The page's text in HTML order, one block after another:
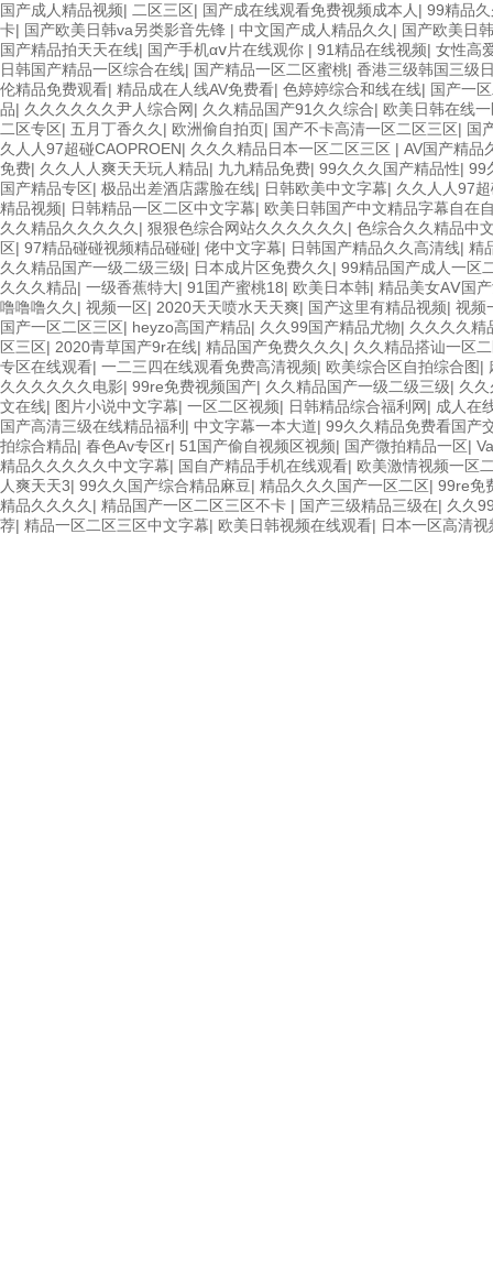
国产成人精品视频| 二区三区| 国产成在线观看免费视频成本人 | 99精品
卡| 国产欧美日韩va另类影音先锋 | 中文国产成人精品久久 | 国产欧美日
国产精品拍天天在线| 国产手机αⅴ片在线观你 | 91精品在线视频| 女性高
日韩国产精品一区综合在线| 国产精品一区二区蜜桃| 香港三级韩国三级
伦精品免费观看| 精品成在人线AV免费看| 色婷婷综合和线在线| 国产一
品| 久久久久久久尹人综合网| 久久精品国产91久久综合| 欧美日韩在线
二区专区| 五月丁香久久 | 欧洲偷自拍页| 国产不卡高清一区二区三区| 国
久人人97超碰CAOPROEN| 久久久精品日本一区二区三区 | AV国产精品
免费| 久久人人爽天天玩人精品| 九九精品免费| 99久久久国产精品性| 99
国产精品专区| 极品出差酒店露脸在线| 日韩欧美中文字幕| 久久人人97
精品视频| 日韩精品一区二区中文字幕| 欧美日韩国产中文精品字幕自在
久久精品久久久久久 | 狠狠色综合网站久久久久久久 | 色综合久久精品中
区| 97精品碰碰视频精品碰碰| 佬中文字幕| 日韩国产精品久久高清线| 精
久久精品国产一级二级三级| 日本成片区免费久久 | 99精品国产成人一区
久久久精品| 一级香蕉特大| 91囯产蜜桃18| 欧美日本韩| 精品美女AⅤ国
噜噜噜久久 | 视频一区| 2020天天喷水天天爽| 国产这里有精品视频| 视频
国产一区二区三区| heyzo高国产精品| 久久99国产精品尤物| 久久久久精
区三区| 2020青草国产9r在线| 精品国产免费久久久 | 久久精品搭讪一区
专区在线观看| 一二三四在线观看免费高清视频| 欧美综合区自拍综合图|
久久久久久久电影| 99re免费视频国产| 久久精品国产一级二级三级| 久
文在线| 图片小说中文字幕| 一区二区视频| 日韩精品综合福利网| 成人在
国产高清三级在线精品福利 | 中文字幕一本大道| 99久久精品免费看国产
拍综合精品| 春色Av专区r| 51国产偷自视频区视频| 国产微拍精品一区|
精品久久久久久中文字幕| 国自产精品手机在线观看| 欧美激情视频一区
人爽天天3| 99久久国产综合精品麻豆| 精品久久久国产一区二区| 99re免
精品久久久久 | 精品国产一区二区三区不卡 | 国产三级精品三级在| 久久
荐| 精品一区二区三区中文字幕| 欧美日韩视频在线观看| 日本一区高清视